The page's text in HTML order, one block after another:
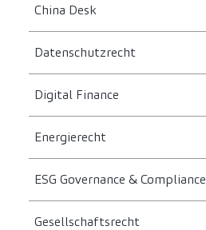
China Desk
Datenschutzrecht
Digital Finance
Energierecht
ESG Governance & Compliance
Gesellschaftsrecht